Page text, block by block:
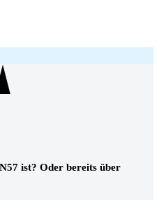
ist? Oder bereits über